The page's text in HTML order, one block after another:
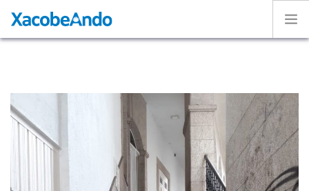
Volunteer
Experiences